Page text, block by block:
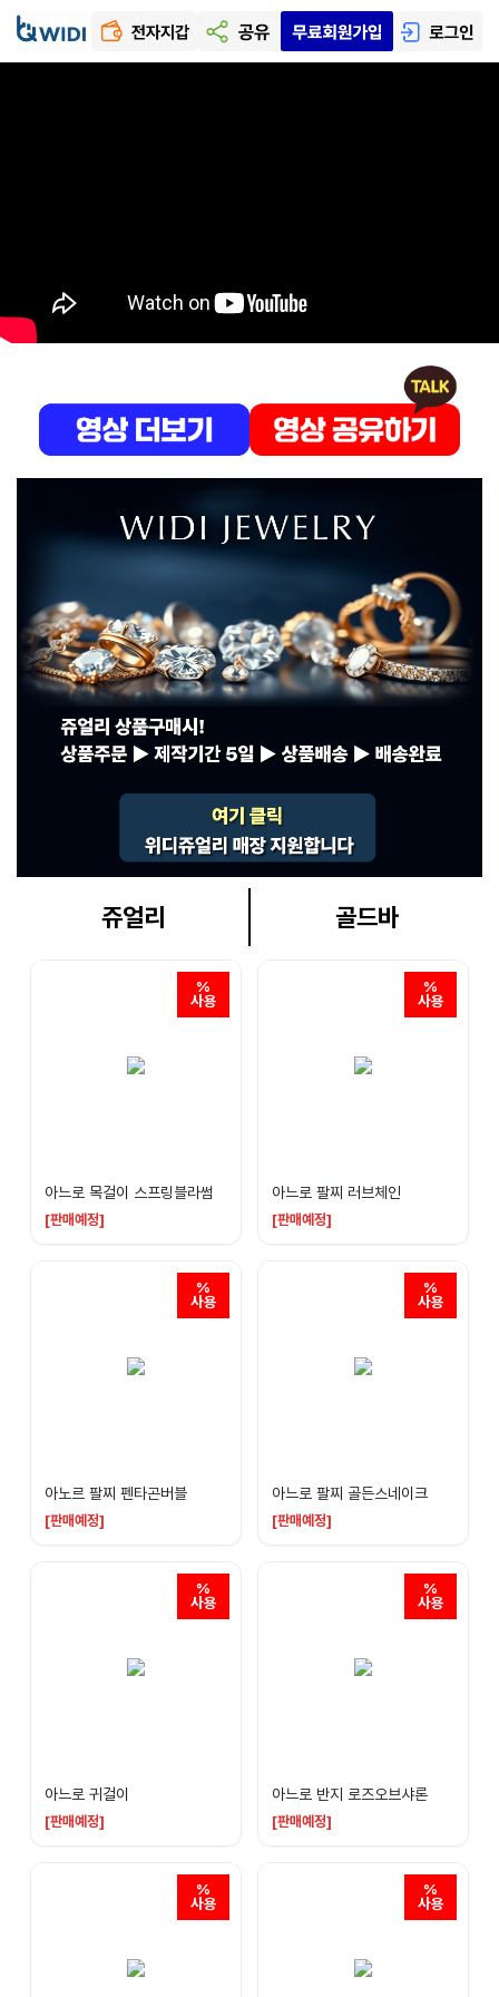
쥬얼리 골드바
아느로 목걸이 스프링블라썸
[판매예정]
아느로 팔찌 러브체인
[판매예정]
아노르 팔찌 펜타곤버블
[판매예정]
아느로 팔찌 골든스네이크
[판매예정]
아느로 귀걸이
[판매예정]
아느로 반지 로즈오브샤론
[판매예정]